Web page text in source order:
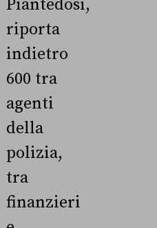
Piantedosi,
riporta
indietro
600 tra
agenti
della
polizia,
tra
finanzieri